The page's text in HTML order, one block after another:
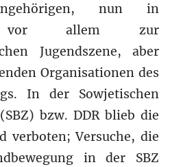
nun in
vor allem zur
Jugendszene, aber
Organisationen des
In der Sowjetischen
bzw. DDR blieb die
verboten; Versuche, die
in der SBZ